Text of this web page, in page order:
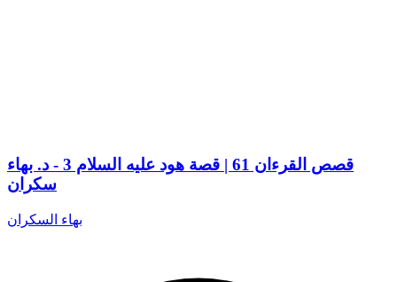
قصص القرءان 61 | قصة هود عليه السلام 3 - د. بهاء
سكران
بهاء السكران